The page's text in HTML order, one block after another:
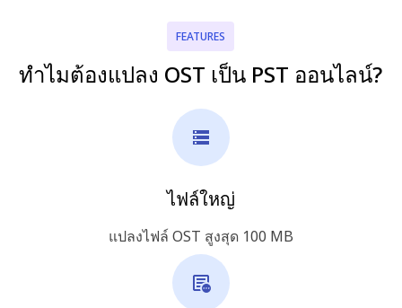
FEATURES
ทำไมต้องแปลง OST เป็น PST ออนไลน์?
ไฟล์ใหญ่
แปลงไฟล์ OST สูงสุด 100 MB